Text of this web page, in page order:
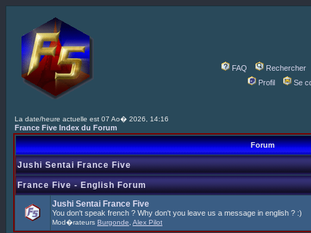
FAQ
Rechercher
Profil
Se
La date/heure actuelle est 07 Ao� 2026, 14:16
France Five Index du Forum
Forum
Jushi Sentai France Five
France Five - English Forum
Jushi Sentai France Five
You don't speak french ? Why don't you leave us a message in english ? :)
Mod�rateurs Burgonde Alex Pilot